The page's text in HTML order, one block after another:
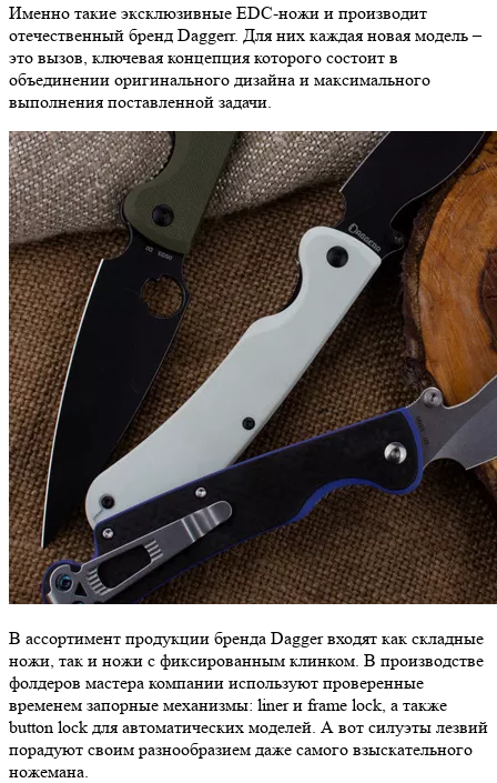
Именно такие эксклюзивные EDC-ножи и производит
отечественный бренд Daggerr. Для них каждая новая модель –
это вызов, ключевая концепция которого состоит в
объединении оригинального дизайна и максимального
выполнения поставленной задачи.
В ассортимент продукции бренда Dagger входят как складные
ножи, так и ножи с фиксированным клинком. В производстве
фолдеров мастера компании используют проверенные
временем запорные механизмы: liner и frame lock, а также
button lock для автоматических моделей. А вот силуэты лезвий
порадуют своим разнообразием даже самого взыскательного
ножемана.